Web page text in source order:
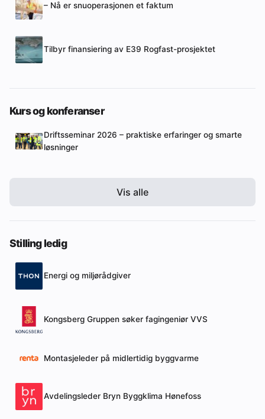
– Nå er snuoperasjonen et faktum
Tilbyr finansiering av E39 Rogfast-prosjektet
Kurs og konferanser
Driftsseminar 2026 – praktiske erfaringer og smarte
løsninger
Vis alle
Stilling ledig
Energi og miljørådgiver
Kongsberg Gruppen søker fagingeniør VVS
Montasjeleder på midlertidig byggvarme
Avdelingsleder Bryn Byggklima Hønefoss